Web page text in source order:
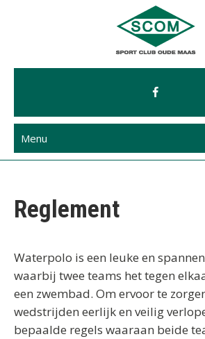
Menu
Reglement
Waterpolo is een leuke en
waarbij twee teams het tegen
een zwembad. Om ervoor te
wedstrijden eerlijk en veilig
bepaalde regels waaraan beide